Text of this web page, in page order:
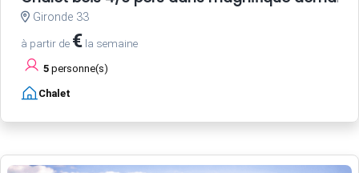
Gironde 33
à partir de € la semaine
5 personne(s)
Chalet